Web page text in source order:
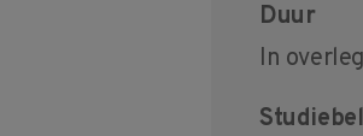
Duur
In overleg